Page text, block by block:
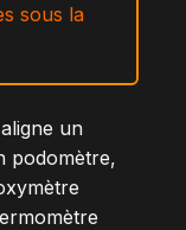
sous la
aligne un
podomètre,